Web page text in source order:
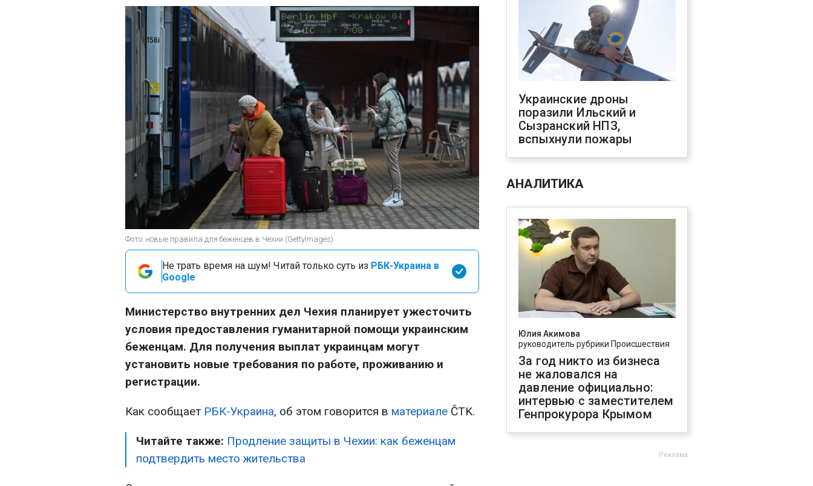
Фото: новые правила для беженцев в Чехии (GettyImages)
Не трать время на шум! Читай только суть из РБК-Украина в
Google
Министерство внутренних дел Чехия планирует ужесточить
условия предоставления гуманитарной помощи украинским
беженцам. Для получения выплат украинцам могут
установить новые требования по работе, проживанию и
регистрации.
Как сообщает РБК-Украина, об этом говорится в материале ČTK.
Читайте также: Продление защиты в Чехии: как беженцам
подтвердить место жительства
Украинские дроны
поразили Ильский и
Сызранский НПЗ,
вспыхнули пожары
АНАЛИТИКА
Юлия Акимова
руководитель рубрики Происшествия
За год никто из бизнеса
не жаловался на
давление официально:
интервью с заместителем
Генпрокурора Крымом